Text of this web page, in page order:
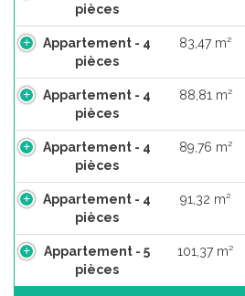
pièces
Appartement - 4
pièces
83,47 m²
Appartement - 4
pièces
88,81 m²
Appartement - 4
pièces
89,76 m²
Appartement - 4
pièces
91,32 m²
Appartement - 5
pièces
101,37 m²